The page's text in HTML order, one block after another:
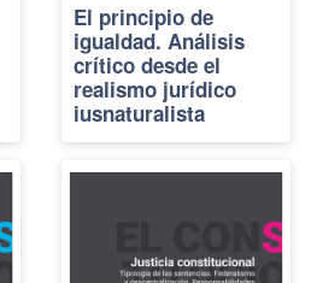
El principio de
igualdad. Análisis
crítico desde el
realismo jurídico
iusnaturalista